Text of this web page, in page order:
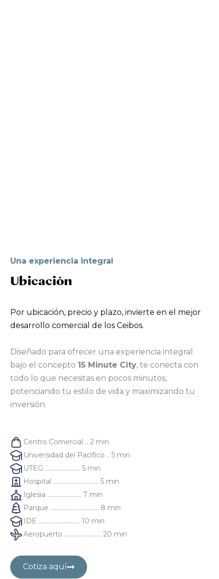
Una experiencia integral
Ubicación
Por ubicación, precio y plazo, invierte en el mejor
desarrollo comercial de los Ceibos.
Diseñado para ofrecer una experiencia integral
bajo el concepto 15 Minute City, te conecta con
todo lo que necesitas en pocos minutos,
potenciando tu estilo de vida y maximizando tu
inversión.
Centro Comercial .. 2 min
Universidad del Pacìfico .. 5 min
UTEG ........................ 5 min
Hospital ............................... 5 min
Iglesia ....................... 7 min
Parque ................................. 8 min
IDE ............................ 10 min
Aeropuerto ......................... 20 min
Cotiza aquí